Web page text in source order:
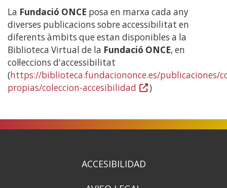
La Fundació ONCE posa en marxa cada any
diverses publicacions sobre accessibilitat en
diferents àmbits que estan disponibles a la
Biblioteca Virtual de la Fundació ONCE, en
col·leccions d'accessibilitat
(https://biblioteca.fundaciononce.es/publicaciones/
propias/coleccion-accesibilidad (Obre
)
ACCESIBILIDAD